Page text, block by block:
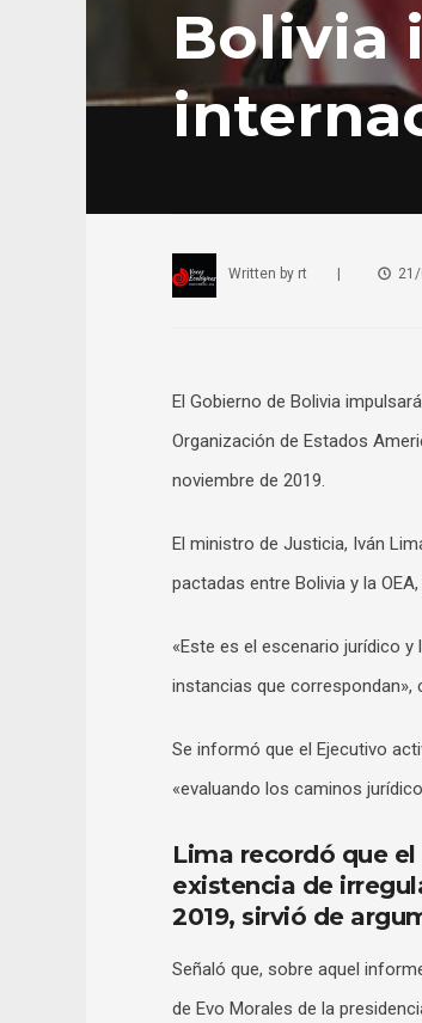
Bolivia
Written by rt
El Gobierno de Bolivia
Organización de Estados
noviembre de 2019.
El ministro de Justicia, Iván
pactadas entre Bolivia y la
«Este es el escenario jurídico
instancias que correspondan»,
Se informó que el Ejecutivo
«evaluando los caminos
Lima recordó que
existencia de
2019, sirvió de
Señaló que, sobre aquel
de Evo Morales de la